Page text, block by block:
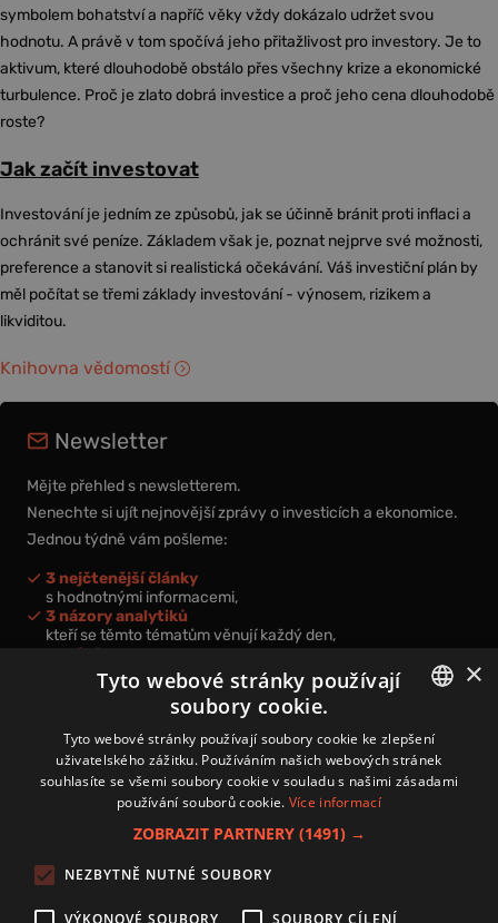
symbolem bohatství a napříč věky vždy dokázalo udržet svou
hodnotu. A právě v tom spočívá jeho přitažlivost pro investory. Je to
aktivum, které dlouhodobě obstálo přes všechny krize a ekonomické
turbulence. Proč je zlato dobrá investice a proč jeho cena dlouhodobě
roste?
Jak začít investovat
Investování je jedním ze způsobů, jak se účinně bránit proti inflaci a
ochránit své peníze. Základem však je, poznat nejprve své možnosti,
preference a stanovit si realistická očekávání. Váš investiční plán by
měl počítat se třemi základy investování - výnosem, rizikem a
likviditou.
Knihovna vědomostí
Newsletter
Mějte přehled s newsletterem.
Nenechte si ujít nejnovější zprávy o investicích a ekonomice.
Jednou týdně vám pošleme:
3 nejčtenější články
s hodnotnými informacemi,
3 názory analytiků
kteří se těmto tématům věnují každý den,
nová videa a podcasty
k prohloubení vašich znalostí.
Přihlášením k newsletteru vyjadřujete svůj souhlas spodmínkami
zpracování osobních údajů.
Zásady používání souborů cookies
CZECH
×
Tyto webové stránky používají
soubory cookie.
Tyto webové stránky používají soubory cookie ke zlepšení
uživatelského zážitku. Používáním našich webových stránek
souhlasíte se všemi soubory cookie v souladu s našimi zásadami
používání souborů cookie. Více informací
ZOBRAZIT PARTNERY (1491) →
NEZBYTNĚ NUTNÉ SOUBORY
VÝKONOVÉ SOUBORY SOUBORY CÍLENÍ